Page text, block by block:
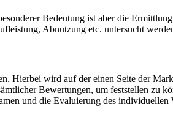
Bedeutung ist aber die
Abnutzung etc. untersucht
Hierbei wird auf der einen Seite der
Bewertungen, um feststellen zu
und die Evaluierung des